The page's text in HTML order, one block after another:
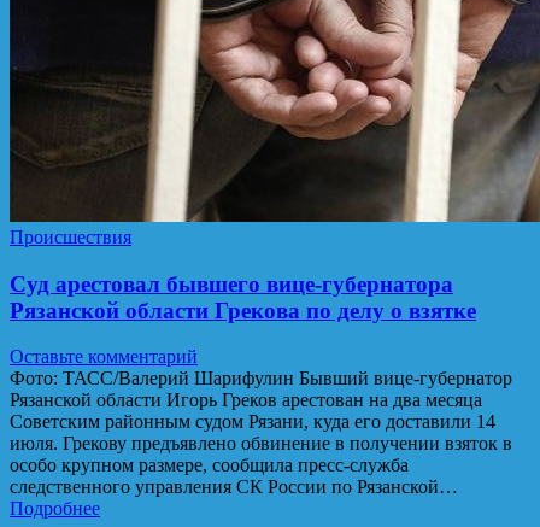
Происшествия
Суд арестовал бывшего вице-губернатора
Рязанской области Грекова по делу о взятке
Оставьте комментарий
Фото: ТАСС/Валерий Шарифулин Бывший вице-губернатор
Рязанской области Игорь Греков арестован на два месяца
Советским районным судом Рязани, куда его доставили 14
июля. Грекову предъявлено обвинение в получении взяток в
особо крупном размере, сообщила пресс-служба
следственного управления СК России по Рязанской…
Подробнее